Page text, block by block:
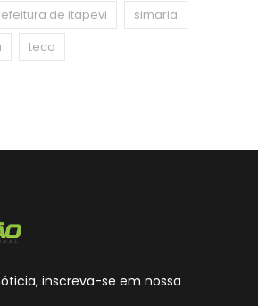
de itapevi
simaria
teco
inscreva-se em nossa